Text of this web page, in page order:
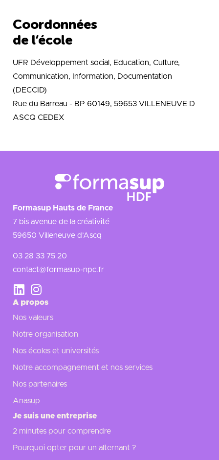
Coordonnées
de l’école
UFR Développement social, Education, Culture,
Communication, Information, Documentation
(DECCID)
Rue du Barreau - BP 60149, 59653 VILLENEUVE D
ASCQ CEDEX
Formasup Hauts de France
7 bis avenue de la créativité
59650 Villeneuve d’Ascq
03 28 33 75 20
contact@formasup-npc.fr
A propos
Nos valeurs
Notre organisation
Nos écoles et universités
Notre accompagnement et nos services
Nos partenaires
Anasup
Je suis une entreprise
2 minutes pour comprendre
Pourquoi opter pour un alternant ?